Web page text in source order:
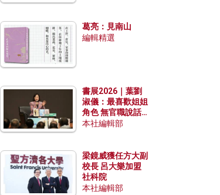
葛亮：見南山
編輯精選
書展2026｜葉劉
淑儀：最喜歡姐姐
角色 無官職說話
包袱少
本社編輯部
梁鏡威獲任方大副
校長 呂大樂加盟
社科院
本社編輯部